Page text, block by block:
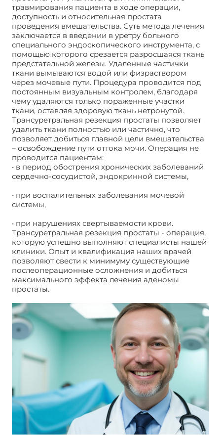
травмирования пациента в ходе операции,
доступность и относительная простата
проведения вмешательства. Суть метода лечения
заключается в введении в уретру больного
специального эндоскопического инструмента, с
помощью которого срезается разросшаяся ткань
предстательной железы. Удаленные частички
ткани вымываются водой или физраствором
через мочевые пути. Процедура проводится под
постоянным визуальным контролем, благодаря
чему удаляются только пораженные участки
ткани, оставляя здоровую ткань нетронутой.
Трансуретральная резекция простаты позволяет
удалить ткани полностью или частично, что
позволяет добиться главной цели вмешательства
– освобождение пути оттока мочи. Операция не
проводится пациентам:
• в период обострения хронических заболеваний
сердечно-сосудистой, эндокринной системы,
• при воспалительных заболевания мочевой
системы,
• при нарушениях свертываемости крови.
Трансуретральная резекция простаты - операция,
которую успешно выполняют специалисты нашей
клиники. Опыт и квалификация наших врачей
позволяют свести к минимуму существующие
послеоперационные осложнения и добиться
максимального эффекта лечения аденомы
простаты.